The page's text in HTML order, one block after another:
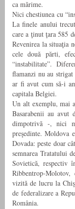
ca mărime.
Nici chestiunea cu
La finele anului
care a ţinut ţara 585
Revenirea la situaţia
cele două părti,
“instabilitate”.
flamanzi nu au
ar fi avut cum să-i
capitala Belgiei.
Un alt exemplu, mai
Basarabenii au
dimpotrivă -, nici
preşedinte. Moldova
Dovada: peste doar
semnarea Tratatului
Sovietică, respectiv
Ribbentrop-
vizită de lucru la
de federalizare a
România.